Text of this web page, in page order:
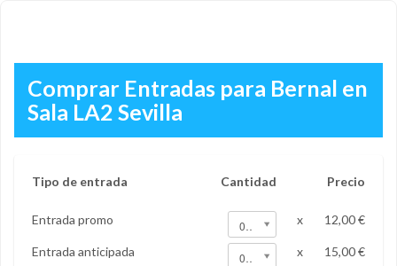
Comprar Entradas para Bernal en
Sala LA2 Sevilla
Tipo de entrada Precio
Cantidad
0 x 12,00 €
Entrada promo
0 x 15,00 €
Entrada anticipada